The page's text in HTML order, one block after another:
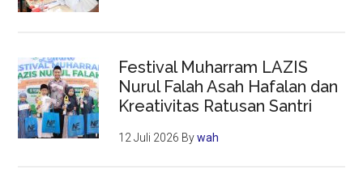
Festival Muharram LAZIS
Nurul Falah Asah Hafalan dan
Kreativitas Ratusan Santri
12 Juli 2026 Bywah